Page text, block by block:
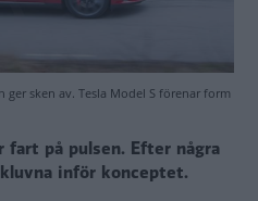
sken av. Tesla Model S förenar form
fart på pulsen. Efter några
inför konceptet.